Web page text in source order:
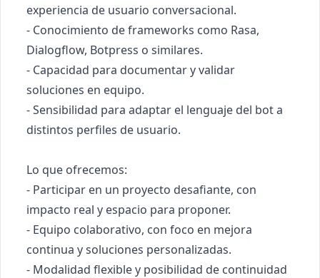
experiencia de usuario conversacional.
- Conocimiento de frameworks como Rasa,
Dialogflow, Botpress o similares.
- Capacidad para documentar y validar
soluciones en equipo.
- Sensibilidad para adaptar el lenguaje del bot a
distintos perfiles de usuario.
Lo que ofrecemos:
- Participar en un proyecto desafiante, con
impacto real y espacio para proponer.
- Equipo colaborativo, con foco en mejora
continua y soluciones personalizadas.
- Modalidad flexible y posibilidad de continuidad